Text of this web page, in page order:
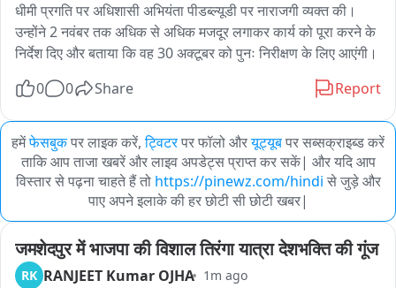
धीमी प्रगति पर अधिशासी अभियंता पीडब्ल्यूडी पर नाराजगी व्यक्त की।
उन्होंने 2 नवंबर तक अधिक से अधिक मजदूर लगाकर कार्य को पूरा करने के
निर्देश दिए और बताया कि वह 30 अक्टूबर को पुनः निरीक्षण के लिए आएंगी।
0
0 Share Report
हमेंफेसबुकपर लाइक करें, ट्विटरपर फॉलो औरयूट्यूबपर सब्सक्राइब्ड करें
ताकि आप ताजा खबरें और लाइव अपडेट्स प्राप्त कर सकें| और यदि आप
विस्तार से पढ़ना चाहते हैं तो https://pinewz.com/hindi से जुड़े और
पाए अपने इलाके की हर छोटी सी छोटी खबर|
जमशेदपुर में भाजपा की विशाल तिरंगा यात्रा देशभक्ति की गूंज
RK RANJEET Kumar OJHA 1m ago